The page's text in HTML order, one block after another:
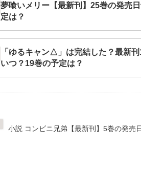
夢喰いメリー【最新刊】25巻の発売
定は？
「ゆるキャン△」は完結した？最新
いつ？19巻の予定は？
小説 コンビニ兄弟【最新刊】5巻の発売